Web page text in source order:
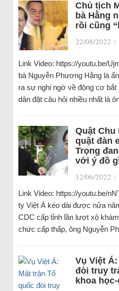
Chủ tịch
bà Hằng
rồi cũng
22/08/2022 |
Link Video: https://youtu.be/
bà Nguyễn Phương Hằng là
ra sự nghi ngờ về động cơ
dân đặt câu hỏi nhiều nhất là
Quật
quật đàn
Trọng
với ý đồ
12/06/2022 |
Link Video: https://youtu.be/
ty Việt Á kéo dài được nửa
CDC cấp tỉnh lần lượt xộ
chức cấp thấp, ông Nguyễn
Vụ Việt
đòi truy
khoa